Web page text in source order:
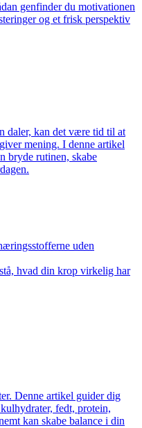
genfinder du motivationen
og et frisk perspektiv
daler, kan det være tid til at
mening. I denne artikel
bryde rutinen, skabe
uden
hvad din krop virkelig har
Denne artikel guider dig
fedt, protein,
kan skabe balance i din